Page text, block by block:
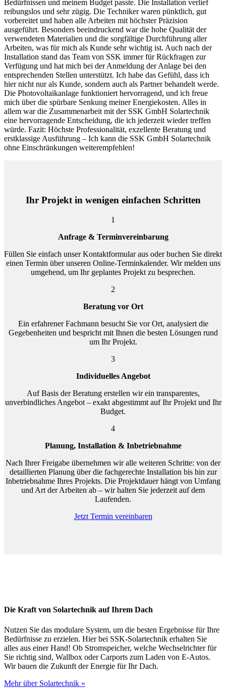
Bedürfnissen und meinem Budget passte. Die Installation verlief
reibungslos und sehr zügig. Die Techniker waren pünktlich, gut
vorbereitet und haben alle Arbeiten mit höchster Präzision
ausgeführt. Besonders beeindruckend war die hohe Qualität der
verwendeten Materialien und die sorgfältige Durchführung aller
Arbeiten, was für mich als Kunde sehr wichtig ist. Auch nach der
Installation stand das Team von SSK immer für Rückfragen zur
Verfügung und hat mich bei der Anmeldung der Anlage bei den
entsprechenden Stellen unterstützt. Ich habe das Gefühl, dass ich
hier nicht nur als Kunde, sondern auch als Partner behandelt werde.
Die Photovoltaikanlage funktioniert hervorragend, und ich freue
mich über die spürbare Senkung meiner Energiekosten. Alles in
allem war die Zusammenarbeit mit der SSK GmbH Solartechnik
eine hervorragende Entscheidung, die ich jederzeit wieder treffen
würde. Fazit: Höchste Professionalität, exzellente Beratung und
erstklassige Ausführung – Ich kann die SSK GmbH Solartechnik
ohne Einschränkungen weiterempfehlen!
Ihr Projekt in wenigen einfachen Schritten
1
Anfrage & Terminvereinbarung
Füllen Sie einfach unser Kontaktformular aus oder buchen Sie direkt
einen Termin über unseren Online-Terminkalender. Wir melden uns
umgehend, um Ihr geplantes Projekt zu besprechen.
2
Beratung vor Ort
Ein erfahrener Fachmann besucht Sie vor Ort, analysiert die
Gegebenheiten und bespricht mit Ihnen die besten Lösungen rund
um Ihr Projekt.
3
Individuelles Angebot
Auf Basis der Beratung erstellen wir ein transparentes,
unverbindliches Angebot – exakt abgestimmt auf Ihr Projekt und Ihr
Budget.
4
Planung, Installation & Inbetriebnahme
Nach Ihrer Freigabe übernehmen wir alle weiteren Schritte: von der
detaillierten Planung über die fachgerechte Installation bis hin zur
Inbetriebnahme Ihres Projekts. Die Projektdauer hängt von Umfang
und Art der Arbeiten ab – wir halten Sie jederzeit auf dem
Laufenden.
Jetzt Termin vereinbaren
Die Kraft von Solartechnik auf Ihrem Dach
Nutzen Sie das modulare System, um die besten Ergebnisse für Ihre
Bedürfnisse zu erzielen. Hier bei SSK-Solartechnik erhalten Sie
alles aus einer Hand! Ob Stromspeicher, welche Wechselrichter für
Sie richtig sind, Wallbox oder Carports zum Laden von E-Autos.
Wir bauen die Zukunft der Energie für Ihr Dach.
Mehr über Solartechnik »